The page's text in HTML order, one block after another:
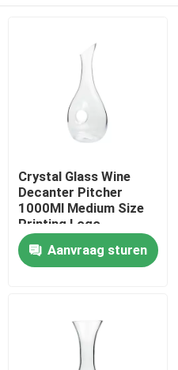
Crystal Glass Wine
Decanter Pitcher
1000Ml Medium Size
Printing Logo
Aanvraag sturen